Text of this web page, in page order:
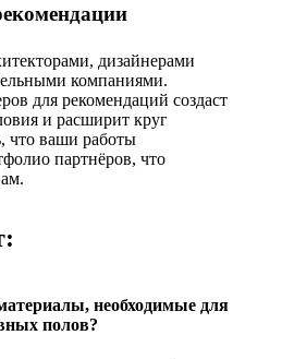
дизайнерами
компаниями.
для рекомендаций создаст
и расширит круг
что ваши работы
партнёров, что
необходимые для
полов?